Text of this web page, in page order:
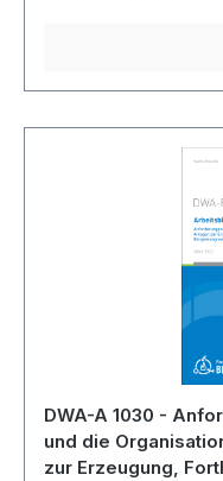
DWA-A 1030 -
und die
zur Erzeugung,